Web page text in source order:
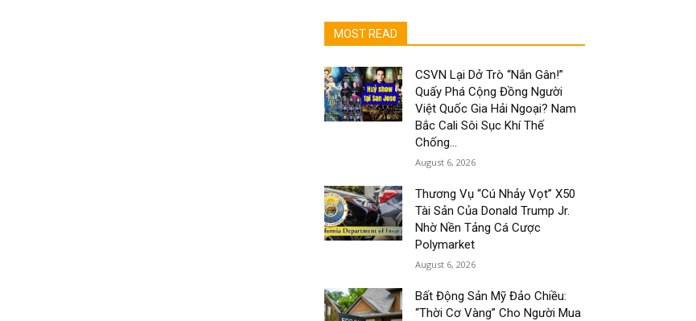
MOST READ
CSVN Lại Dở Trò “Nắn Gân!”
Quấy Phá Cộng Đồng Người
Việt Quốc Gia Hải Ngoại? Nam
Bắc Cali Sôi Sục Khí Thế
Chống...
August 6, 2026
Thương Vụ “Cú Nhảy Vọt” X50
Tài Sản Của Donald Trump Jr.
Nhờ Nền Tảng Cá Cược
Polymarket
August 6, 2026
Bất Động Sản Mỹ Đảo Chiều:
“Thời Cơ Vàng” Cho Người Mua